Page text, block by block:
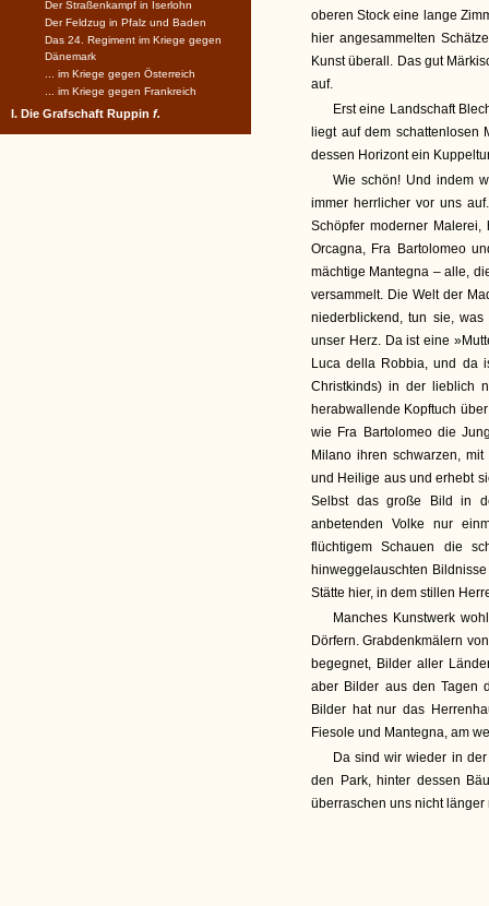
oberen Stock eine lange
hier angesammelten
Kunst überall. Das gut
auf.
Erst eine Landschaft
liegt auf dem schattenlosen
dessen Horizont ein
Wie schön! Und indem
immer herrlicher vor uns
Schöpfer moderner
Orcagna, Fra Bartolomeo
mächtige Mantegna – alle,
versammelt. Die Welt der
niederblickend, tun sie,
unser Herz. Da ist eine
Luca della Robbia, und da
Christkinds) in der lieblich
herabwallende Kopftuch
wie Fra Bartolomeo die
Milano ihren schwarzen,
und Heilige aus und erhebt
Selbst das große Bild in
anbetenden Volke nur
flüchtigem Schauen die
hinweggelauschten
Stätte hier, in dem stillen
Manches Kunstwerk
Dörfern. Grabdenkmälern
begegnet, Bilder aller
aber Bilder aus den Tagen
Bilder hat nur das
Fiesole und Mantegna, am
Da sind wir wieder in
den Park, hinter dessen
überraschen uns nicht
Der Straßenkampf in Iserlohn
Der Feldzug in Pfalz und Baden
Das 24. Regiment im Kriege gegen
Dänemark
... im Kriege gegen Österreich
... im Kriege gegen Frankreich
I. Die Grafschaft Ruppin f.